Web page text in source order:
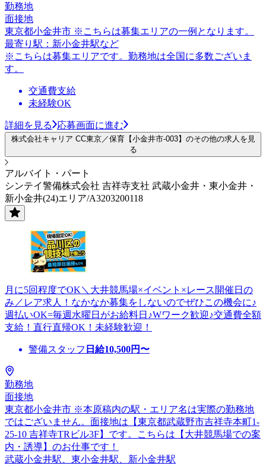
勤務地
面接地
東京都小金井市 ※こちらは募集エリアの一例となります。
最寄り駅：新小金井駅など
※こちらは募集エリアです。勤務地は全国に多数ございま
す。
交通費支給
未経験OK
詳細を見る 応募画面に進む
株式会社キャリア CC東京／保育【小金井市-003】のその他の求人を見
る
アルバイト・パート
シンテイ警備株式会社 吉祥寺支社 武蔵小金井・東小金井・
新小金井(24)エリア/A3203200118
月に5回程度でOK＼大井競馬場×イベント×レース開催日の
み／レア求人！なかなか募集をしないのでぜひこの機会に♪
週払いOK=毎週水曜日がお給料日♪Wワーク歓迎♪交通費全額
支給！直行直帰OK！未経験歓迎！
警備スタッフ 日給10,500円〜
勤務地
面接地
東京都小金井市 ※本原稿内の駅・エリア名は実際の勤務地
ではございません。面接地は【東京都武蔵野市吉祥寺本町1-
25-10 吉祥寺TRビル3F】です。こちらは【大井競馬場での案
内・誘導】のお仕事です！
武蔵小金井駅、東小金井駅、新小金井駅